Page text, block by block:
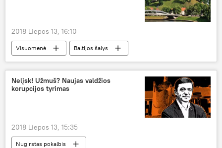
2018 Liepos 13, 16:10
Visuomenė Baltijos šalys
Nelįsk! Užmuš? Naujas valdžios
korupcijos tyrimas
2018 Liepos 13, 15:35
Nugirstas pokalbis